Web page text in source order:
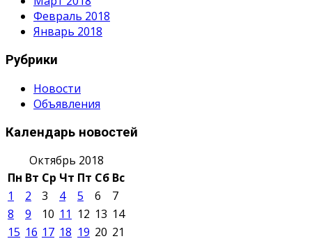
Февраль 2018
Январь 2018
Рубрики
Новости
Объявления
Календарь новостей
Октябрь 2018
Пн Вт Ср Чт Пт Сб Вс
1
2 3 4 5 6
7
8
9 10 11 12 13 14
15 16 17 18 19 20 21